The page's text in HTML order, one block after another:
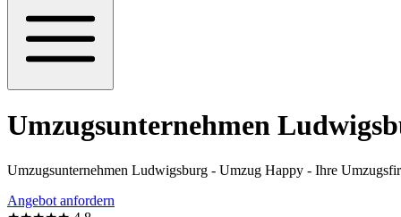
Umzugsunternehmen
Umzugsunternehmen Ludwigsburg - Umzug Happy - Ihre
Angebot anfordern